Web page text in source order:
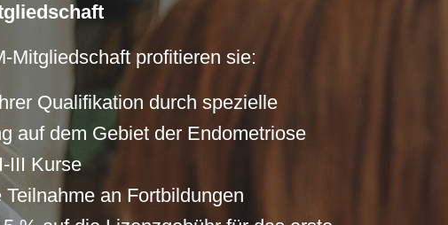
Mitgliedschaft profitieren sie:
Qualifikation durch spezielle
auf dem Gebiet der Endometriose
III Kurse
Teilnahme an Fortbildungen